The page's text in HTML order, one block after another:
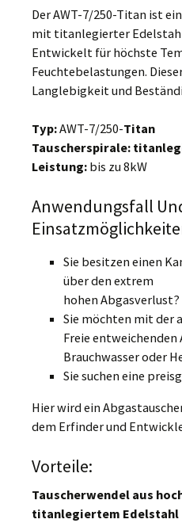
Der AWT-7/250-Titan ist
mit titanlegierter
Entwickelt für höchste
Feuchtebelastungen.
Langlebigkeit und
Typ:AWT-7/250-Titan
Tauscherspirale:
Leistung: bis zu 8kW
Anwendungsfall
Sie besitzen einen
über den extrem
hohen Abgasverlust?
Sie möchten mit der
Freie
Brauchwasser oder
Sie suchen eine
Hier wird ein
dem Erfinder und
Vorteile:
Tauscherwendel aus
titanlegiertem Edelstahl